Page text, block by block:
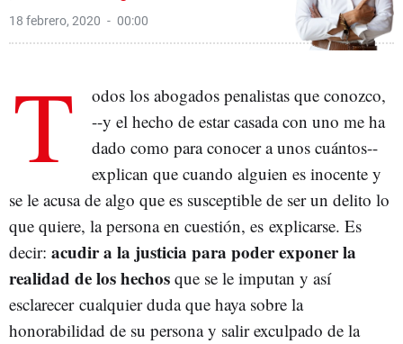
18 febrero, 2020 00:00
T
odos los abogados penalistas que conozco,
--y el hecho de estar casada con uno me ha
dado como para conocer a unos cuántos--
explican que cuando alguien es inocente y
se le acusa de algo que es susceptible de ser un delito lo
que quiere, la persona en cuestión, es explicarse. Es
decir: acudir a la justicia para poder exponer la
realidad de los hechos que se le imputan y así
esclarecer cualquier duda que haya sobre la
honorabilidad de su persona y salir exculpado de la